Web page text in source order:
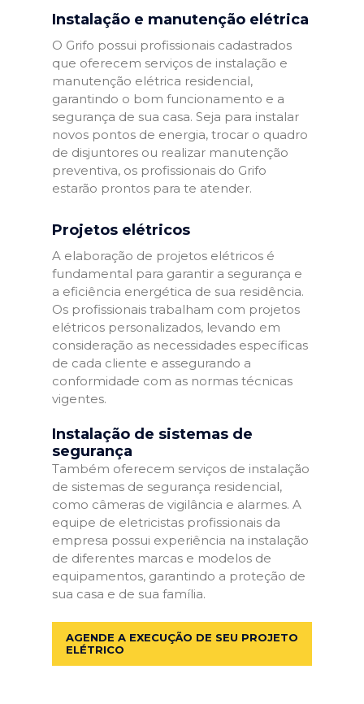
Instalação e manutenção elétrica
O Grifo possui profissionais cadastrados
que oferecem serviços de instalação e
manutenção elétrica residencial,
garantindo o bom funcionamento e a
segurança de sua casa. Seja para instalar
novos pontos de energia, trocar o quadro
de disjuntores ou realizar manutenção
preventiva, os profissionais do Grifo
estarão prontos para te atender.
Projetos elétricos
A elaboração de projetos elétricos é
fundamental para garantir a segurança e
a eficiência energética de sua residência.
Os profissionais trabalham com projetos
elétricos personalizados, levando em
consideração as necessidades específicas
de cada cliente e assegurando a
conformidade com as normas técnicas
vigentes.
Instalação de sistemas de
segurança
Também oferecem serviços de instalação
de sistemas de segurança residencial,
como câmeras de vigilância e alarmes. A
equipe de eletricistas profissionais da
empresa possui experiência na instalação
de diferentes marcas e modelos de
equipamentos, garantindo a proteção de
sua casa e de sua família.
AGENDE A EXECUÇÃO DE SEU PROJETO
ELÉTRICO